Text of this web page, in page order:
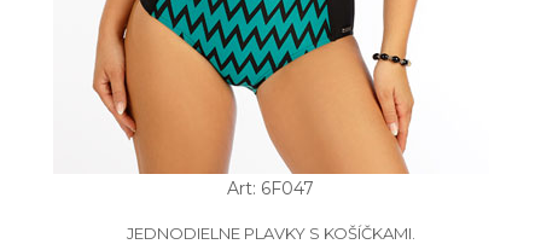
Art: 6F047
JEDNODIELNE PLAVKY S KOŠÍČKAMI.